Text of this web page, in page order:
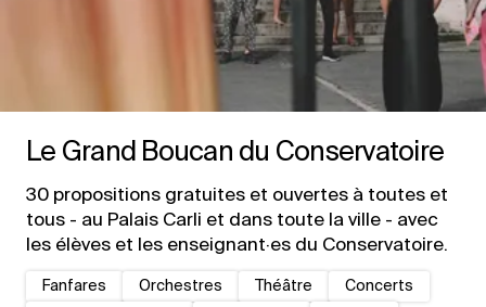
Le Grand Boucan du Conservatoire
30 propositions gratuites et ouvertes à toutes et
tous - au Palais Carli et dans toute la ville - avec
les élèves et les enseignant·es du Conservatoire.
Fanfares Orchestres Théâtre
Concerts